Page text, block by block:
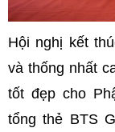
Hội nghị kết
và thống nhất
tốt đẹp cho
tổng thẻ BTS